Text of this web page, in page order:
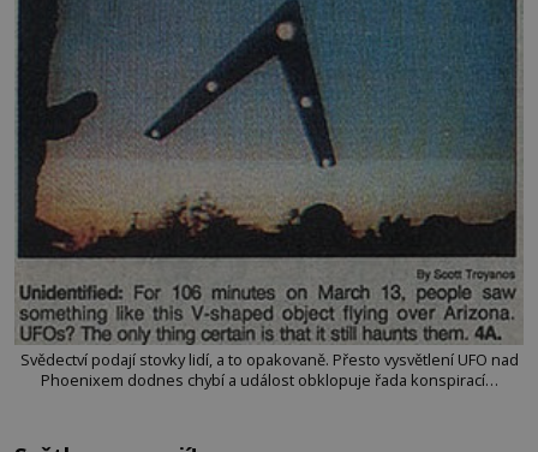
Svědectví podají stovky lidí, a to opakovaně. Přesto vysvětlení UFO nad
Phoenixem dodnes chybí a událost obklopuje řada konspirací…